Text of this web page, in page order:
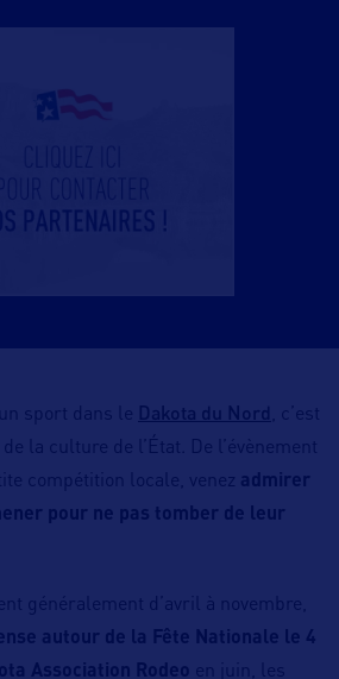
sport dans le Dakota du Nord
, c’est
la culture de l’État. De l’évènement
compétition locale, venez admirer
pour ne pas tomber de leur
généralement d’avril à novembre,
autour de la Fête Nationale le 4
Association Rodeo en juin, les